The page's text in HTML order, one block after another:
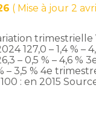
( Mise à jour 2
trimestrielle
127,0 – 1,4 % –
– 0,5 % – 4,6 %
– 3,5 % 4e
100 : en 2015